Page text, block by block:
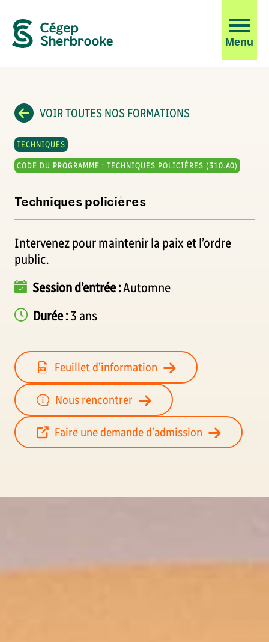
la
Menu
VOIR TOUTES NOS FORMATIONS
TECHNIQUES
CODE DU PROGRAMME : TECHNIQUES POLICIÈRES (310.A0)
Techniques policières
Intervenez pour maintenir la paix et l’ordre
public.
Session d’entrée :Automne
Durée :3 ans
Feuillet d’information
Nous rencontrer
Faire une demande d’admission